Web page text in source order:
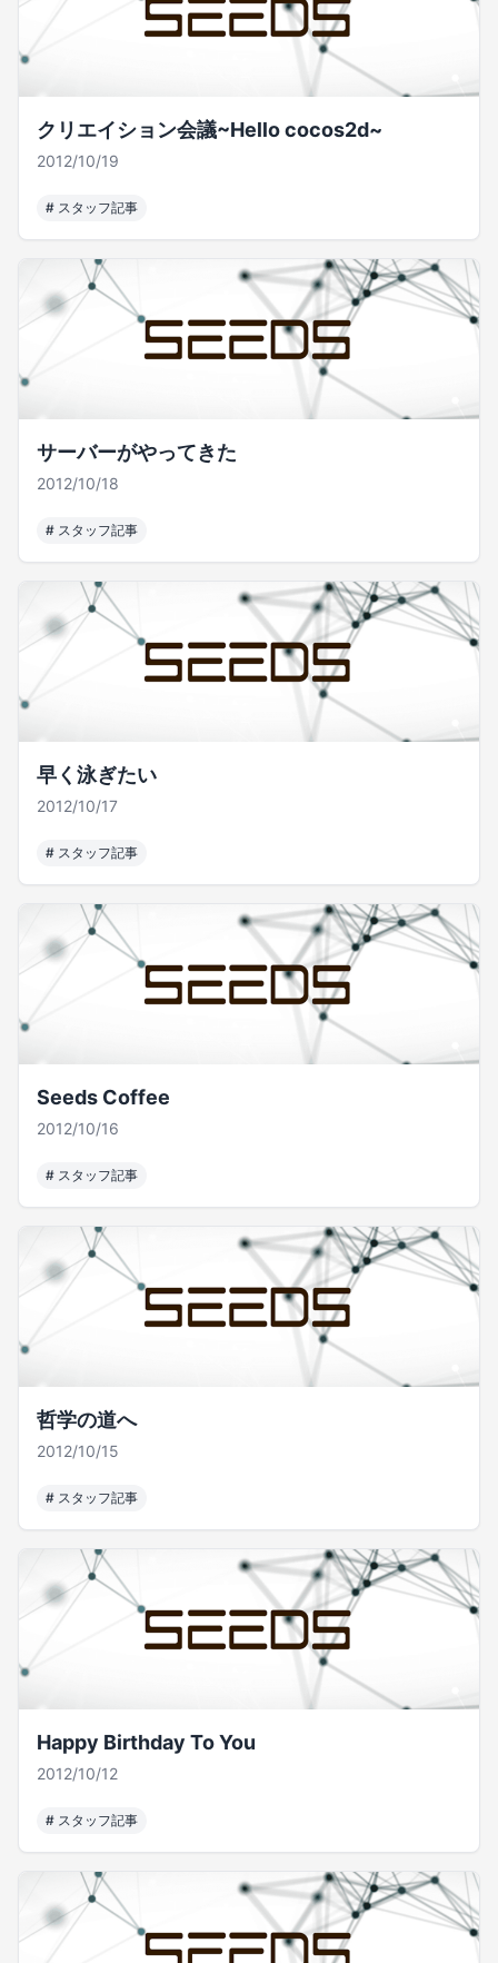
クリエイション会議~Hello cocos2d~
2012/10/19
# スタッフ記事
サーバーがやってきた
2012/10/18
# スタッフ記事
早く泳ぎたい
2012/10/17
# スタッフ記事
Seeds Coffee
2012/10/16
# スタッフ記事
哲学の道へ
2012/10/15
# スタッフ記事
Happy Birthday To You
2012/10/12
# スタッフ記事